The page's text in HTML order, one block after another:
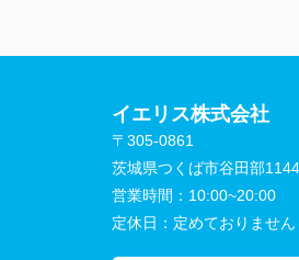
イエリス株式会社
〒305-0861
茨城県つくば市谷田部
営業時間： 10:00~20:00
定休日： 定めておりません